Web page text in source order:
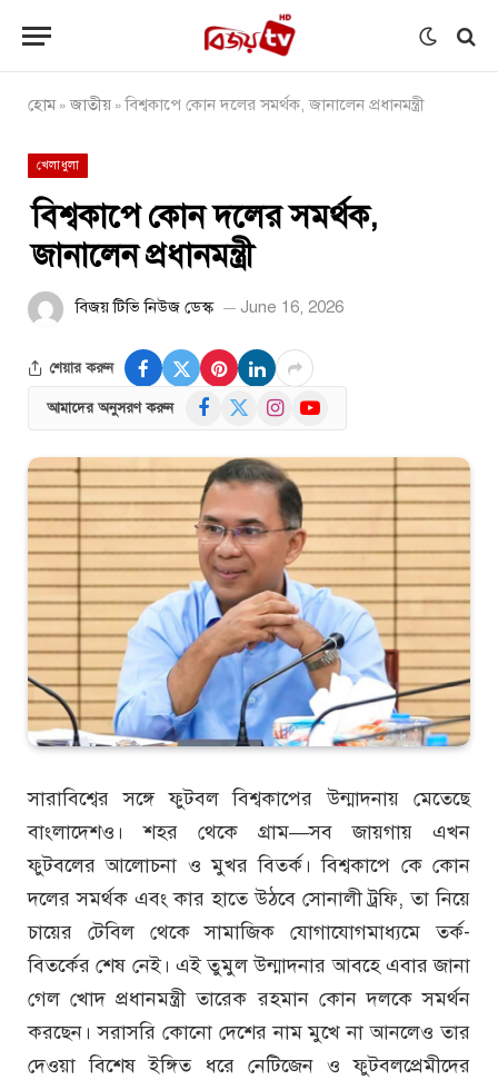
হোম»জাতীয় »বিশ্বকাপে কোন দলের সমর্থক, জানালেন প্রধানমন্ত্রী
খেলাধুলা
বিশ্বকাপে কোন দলের সমর্থক,
জানালেন প্রধানমন্ত্রী
বিজয় টিভি নিউজ ডেস্ক June 16, 2026
শেয়ার করুন
আমাদের অনুসরণ করুন Facebook InstagramYouTube
সারাবিশ্বের সঙ্গে ফুটবল বিশ্বকাপের উন্মাদনায় মেতেছে
বাংলাদেশও। শহর থেকে গ্রাম—সব জায়গায় এখন
ফুটবলের আলোচনা ও মুখর বিতর্ক। বিশ্বকাপে কে কোন
দলের সমর্থক এবং কার হাতে উঠবে সোনালী ট্রফি, তা নিয়ে
চায়ের টেবিল থেকে সামাজিক যোগাযোগমাধ্যমে তর্ক-
বিতর্কের শেষ নেই। এই তুমুল উন্মাদনার আবহে এবার জানা
গেল খোদ প্রধানমন্ত্রী তারেক রহমান কোন দলকে সমর্থন
করছেন। সরাসরি কোনো দেশের নাম মুখে না আনলেও তার
দেওয়া বিশেষ ইঙ্গিত ধরে নেটিজেন ও ফুটবলপ্রেমীদের